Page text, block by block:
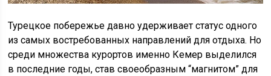
Турецкое побережье давно удерживает статус одного
из самых востребованных направлений для отдыха. Но
среди множества курортов именно Кемер выделился
в последние годы, став своеобразным “магнитом” для